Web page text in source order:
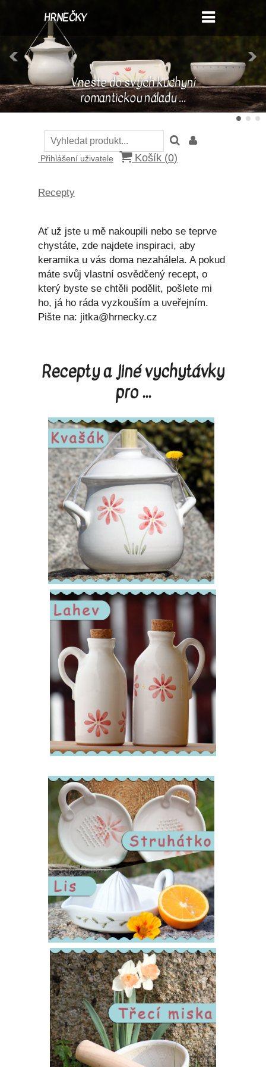
Vneste do svých kuchyní
romantickou náladu ...
HRNEČKY
Přihlášení uživatele Košík (0)
Recepty
Ať už jste u mě nakoupili nebo se teprve
chystáte, zde najdete inspiraci, aby
keramika u vás doma nezahálela. A pokud
máte svůj vlastní osvědčený recept, o
který byste se chtěli podělit, pošlete mi
ho, já ho ráda vyzkouším a uveřejním.
Pište na: jitka@hrnecky.cz
Recepty a jiné vychytávky
pro ...